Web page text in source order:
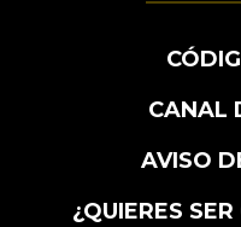
CANAL
AVISO
¿QUIERES